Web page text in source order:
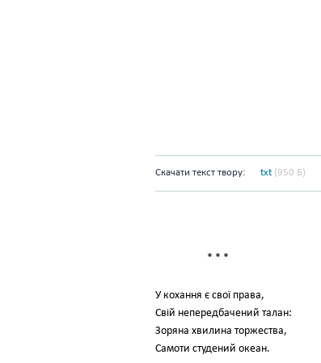
Скачати текст твору: txt (950 Б)
* * *
У кохання є свої права,
Свій непередбачений талан:
Зоряна хвилина торжества,
Самоти студений океан.